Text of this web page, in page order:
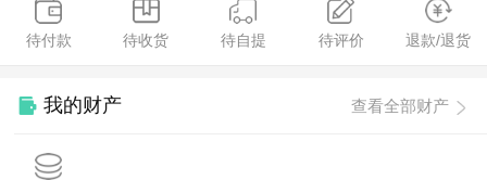
待付款 待收货 待自提 待评价 退款/退货
我的财产 查看全部财产